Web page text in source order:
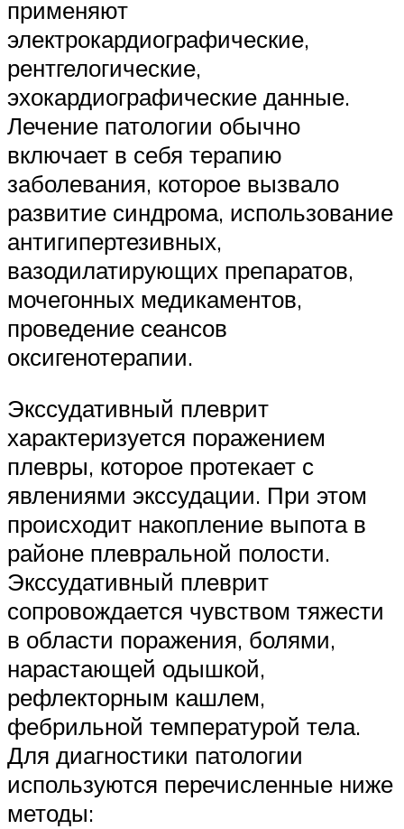
применяют
электрокардиографические,
рентгелогические,
эхокардиографические данные.
Лечение патологии обычно
включает в себя терапию
заболевания, которое вызвало
развитие синдрома, использование
антигипертезивных,
вазодилатирующих препаратов,
мочегонных медикаментов,
проведение сеансов
оксигенотерапии.
Экссудативный плеврит
характеризуется поражением
плевры, которое протекает с
явлениями экссудации. При этом
происходит накопление выпота в
районе плевральной полости.
Экссудативный плеврит
сопровождается чувством тяжести
в области поражения, болями,
нарастающей одышкой,
рефлекторным кашлем,
фебрильной температурой тела.
Для диагностики патологии
используются перечисленные ниже
методы: